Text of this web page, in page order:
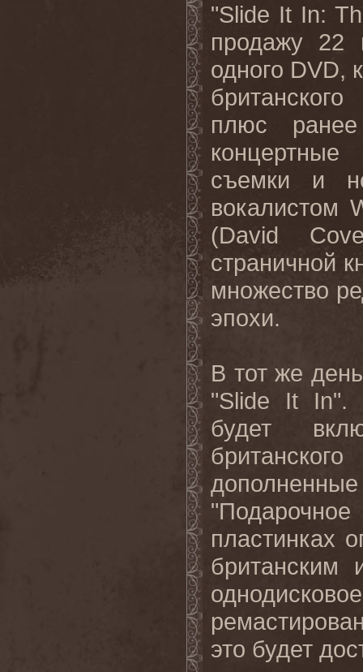
"Slide It In:
продажу 22
одного DVD,
плюс
съемки и
вокалистом
(David
страничной
множество
эпохи.
В тот же
"Slide It In".
будет
пластинках
британским
это будет